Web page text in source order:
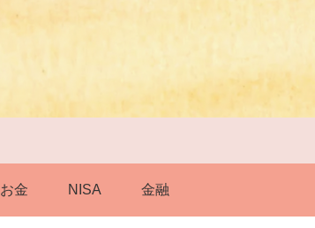
お金 NISA 金融